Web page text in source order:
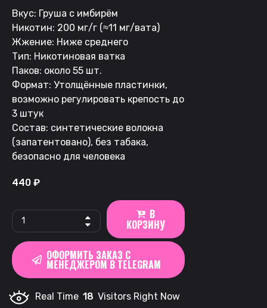
Вкус: Груша с имбирём
Никотин: 200 мг/г (≈11 мг/вата)
Жжение: Ниже среднего
Тип: Никотиновая ватка
Паков: около 55 шт.
Формат: Утолщённые пластинки,
возможно регулировать крепость до
3 штук
Состав: синтетические волокна
(запатентовано), без табака,
безопасно для человека
440 ₽
Ватки
LOOP
x
BJORN
-
В
КОРЗИНУ
ОФОРМИТЬ ЗАКАЗ С
МЕНЕДЖЕРОМ В TELEGRAM
Real Time 18 Visitors Right Now